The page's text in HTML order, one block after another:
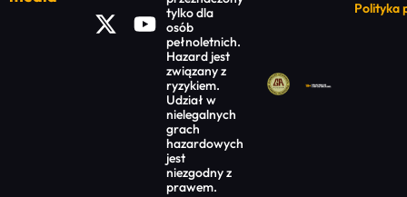
tylko dla
osób
pełnoletnich.
Hazard jest
związany z
ryzykiem.
Udział w
nielegalnych
grach
hazardowych
jest
niezgodny z
prawem.
Polityka